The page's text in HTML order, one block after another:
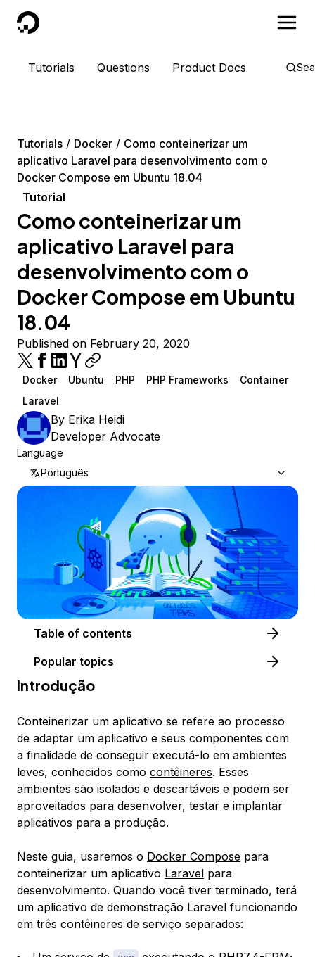
DigitalOcean
Tutorials Questions Product Docs
Tutorials Docker
Como conteinerizar um
aplicativo Laravel para desenvolvimento com o
Docker Compose em Ubuntu 18.04
Tutorial
Como conteinerizar um
aplicativo Laravel para
desenvolvimento com o
Docker Compose em Ubuntu
18.04
Published on February 20, 2020
Docker Ubuntu PHP PHP Frameworks
Container
Laravel
By Erika Heidi
Developer Advocate
Language
Português
Table of contents
Popular topics
Introdução
Conteinerizar um aplicativo se refere ao processo
de adaptar um aplicativo e seus componentes com
a finalidade de conseguir executá-lo em ambientes
leves, conhecidos como contêineres. Esses
ambientes são isolados e descartáveis e podem ser
aproveitados para desenvolver, testar e implantar
aplicativos para a produção.
Neste guia, usaremos o Docker Compose para
conteinerizar um aplicativo Laravel para
desenvolvimento. Quando você tiver terminado, terá
um aplicativo de demonstração Laravel funcionando
em três contêineres de serviço separados: